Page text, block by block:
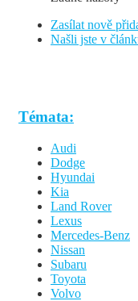
Zasílat nově
Našli jste v
Témata:
Audi
Dodge
Hyundai
Kia
Land Rover
Lexus
Mercedes-Benz
Nissan
Subaru
Toyota
Volvo